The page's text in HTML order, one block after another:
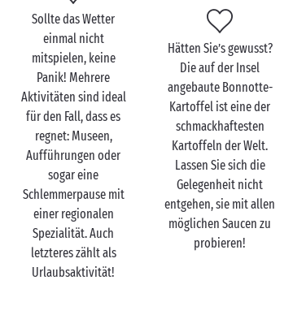
das aus gutem Grund: Die beste Art, die Insel zu
entdecken, ist mit dem
! Wenn Sie mit Ihrer
besseren Hälfte auf einem der zahlreichen Radwege
fahren, werden Sie bei jedem Tritt in die Pedale die
schönsten Panoramen entdecken, von den Salzgärten
über die typischen Dörfer mit ihrem
überwältigenden Charme bis hin zu den feinen
Sandstränden.
Sollte das Wetter
einmal nicht
mitspielen, keine
Panik! Mehrere
Aktivitäten sind ideal
für den Fall, dass es
regnet: Museen,
Aufführungen oder
sogar eine
Schlemmerpause mit
einer regionalen
Spezialität. Auch
letzteres zählt als
Urlaubsaktivität!
Hätten Sie’s gewusst?
Die auf der Insel
angebaute Bonnotte-
Kartoffel ist eine der
schmackhaftesten
Kartoffeln der Welt.
Lassen Sie sich die
Gelegenheit nicht
entgehen, sie mit allen
möglichen Saucen zu
probieren!